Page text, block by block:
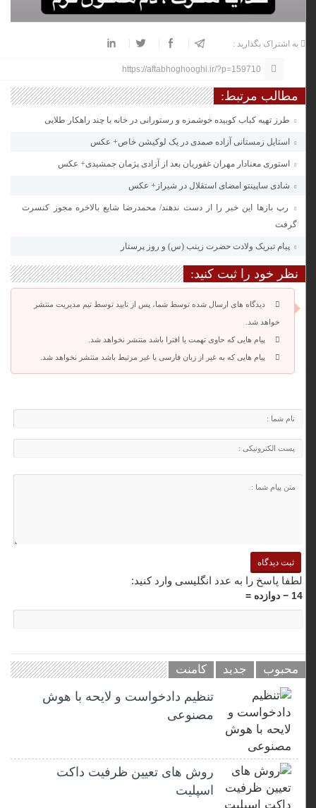
به اشتراک بگذارید :
https://aftabhoghooghi.ir/?p=159710
مطالب مرتبط:
طرز تهیه کباب کوبیده خوشمزه و رستورانی در خانه با چند راهکار طلایی
استایل زمستانی آزاده صمدی در یک لوکیشن خاص+ عکس
استوری معنادار مهران غفوریان بعد از آزادی پژمان جمشیدی+ عکس
شادی ساپینتو امضای استقلال در شیراز+ عکس
رپ باز‌ها این خبر را از دست ندهند/ محمدرضا شایع بالاخره مجوز کنسرت
گرفت
پیام تبریک ولادت حضرت زینب (س) و روز پرستار
نظر خود را ثبت کنید:
دیدگاه های ارسال شده توسط شما، پس از تایید توسط تیم مدیریت منتشر
خواهد شد.
پیام هایی که حاوی تهمت یا افترا باشد منتشر نخواهد شد.
پیام هایی که به غیر از زبان فارسی یا غیر مرتبط باشد منتشر نخواهد شد.
لطفا پاسخ را به عدد انگلیسی وارد کنید:
14 − دوازده =
محبوب جدید کامنت
تنظیم دادخواست و لایحه با هوش
مصنوعی
روش های تعیین ظرفیت داکت
اسپلیت